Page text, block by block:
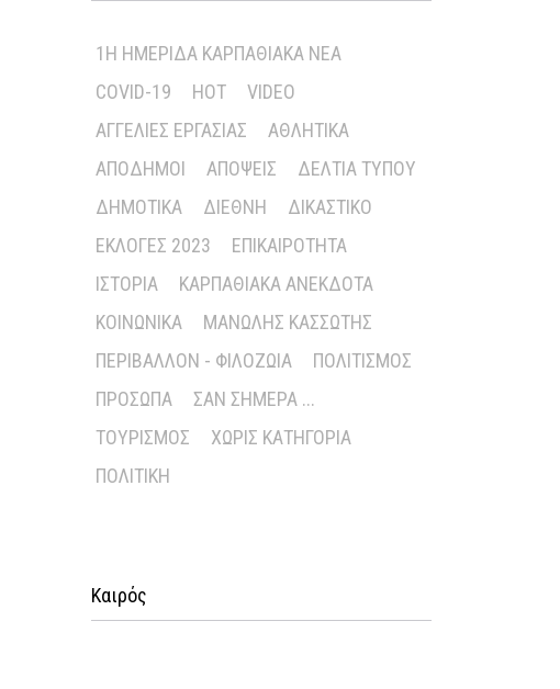
1Η ΗΜΕΡΊΔΑ ΚΑΡΠΑΘΙΑΚΆ ΝΈΑ
COVID-19
HOT
VIDEO
ΑΓΓΕΛΊΕΣ ΕΡΓΑΣΊΑΣ
ΑΘΛΗΤΙΚΆ
ΑΠΌΔΗΜΟΙ
ΑΠΌΨΕΙΣ
ΔΕΛΤΊΑ ΤΎΠΟΥ
ΔΗΜΟΤΙΚΆ
ΔΙΕΘΝΉ
ΔΙΚΑΣΤΙΚΌ
ΕΚΛΟΓΈΣ 2023
ΕΠΙΚΑΙΡΌΤΗΤΑ
ΙΣΤΟΡΊΑ
ΚΑΡΠΑΘΙΑΚΆ ΑΝΈΚΔΟΤΑ
ΚΟΙΝΩΝΙΚΆ
ΜΑΝΏΛΗΣ ΚΑΣΣΏΤΗΣ
ΠΕΡΙΒΆΛΛΟΝ - ΦΙΛΟΖΩΊΑ
ΠΟΛΙΤΙΣΜΌΣ
ΠΡΌΣΩΠΑ
ΣΑΝ ΣΉΜΕΡΑ ...
ΤΟΥΡΙΣΜΌΣ
ΧΩΡΊΣ ΚΑΤΗΓΟΡΊΑ
ΠΟΛΙΤΙΚΉ
Καιρός